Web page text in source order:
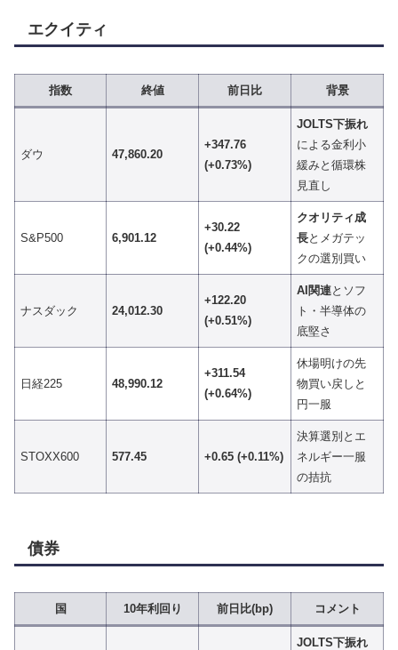
エクイティ
指数 終値 前日比 背景
ダウ 47,860.20
+347.76
(+0.73%)
JOLTS下振れ
による金利小
緩みと循環株
見直し
S&P500 6,901.12
+30.22
(+0.44%)
クオリティ成
長とメガテッ
クの選別買い
ナスダック 24,012.30
+122.20
(+0.51%)
AI関連とソフ
ト・半導体の
底堅さ
日経225 48,990.12
+311.54
(+0.64%)
休場明けの先
物買い戻しと
円一服
STOXX600 577.45 +0.65 (+0.11%)
決算選別とエ
ネルギー一服
の拮抗
債券
国 10年利回り 前日比(bp) コメント
JOLTS下振れ